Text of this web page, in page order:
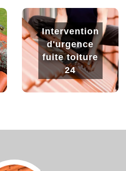
Intervention
d'urgence
fuite toiture
24